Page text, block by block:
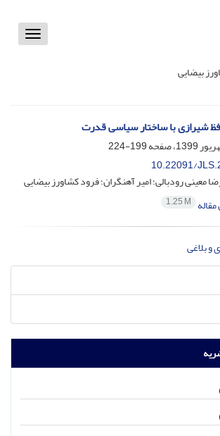
Toggle
بیضایی
شیرازی با ساختار سیاسی قدرت
199-224
10.22091/
معینی رودبالی؛ امیر آهنگران؛ فرود کشاورز بیضایی
1.25 M